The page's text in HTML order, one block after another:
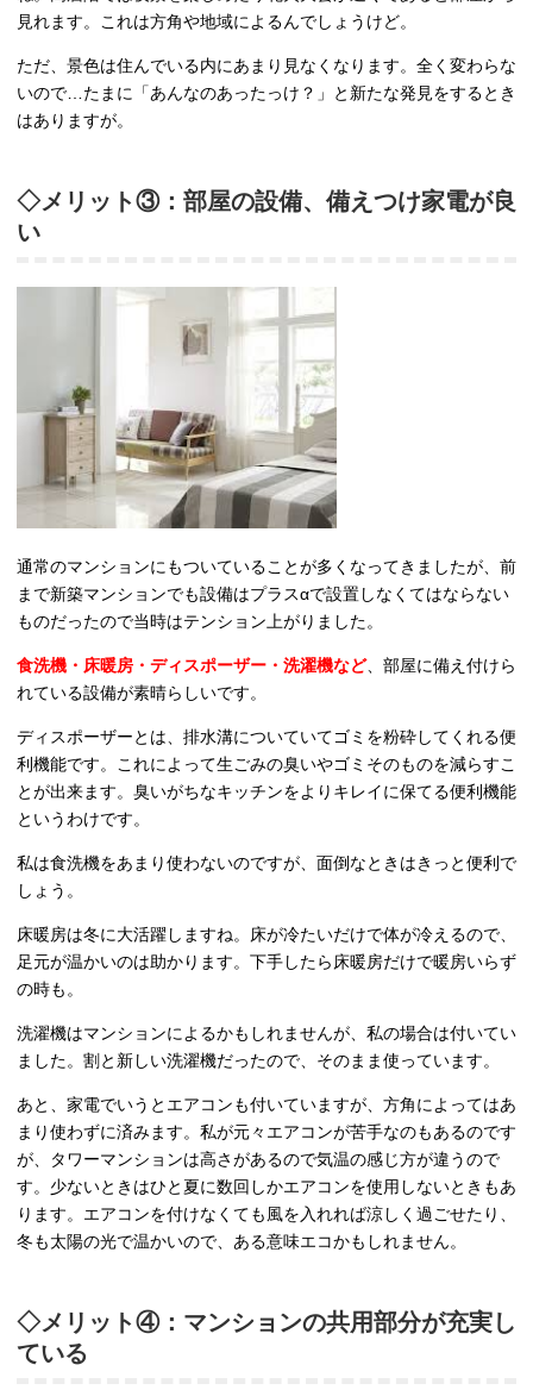
見れます。これは方角や地域によるんでしょうけど。
ただ、景色は住んでいる内にあまり見なくなります。全く変わらな
いので…たまに「あんなのあったっけ？」と新たな発見をするとき
はありますが。
◇メリット③：部屋の設備、備えつけ家電が良
い
通常のマンションにもついていることが多くなってきましたが、前
まで新築マンションでも設備はプラスαで設置しなくてはならない
ものだったので当時はテンション上がりました。
食洗機・床暖房・ディスポーザー・洗濯機など、部屋に備え付けら
れている設備が素晴らしいです。
ディスポーザーとは、排水溝についていてゴミを粉砕してくれる便
利機能です。これによって生ごみの臭いやゴミそのものを減らすこ
とが出来ます。臭いがちなキッチンをよりキレイに保てる便利機能
というわけです。
私は食洗機をあまり使わないのですが、面倒なときはきっと便利で
しょう。
床暖房は冬に大活躍しますね。床が冷たいだけで体が冷えるので、
足元が温かいのは助かります。下手したら床暖房だけで暖房いらず
の時も。
洗濯機はマンションによるかもしれませんが、私の場合は付いてい
ました。割と新しい洗濯機だったので、そのまま使っています。
あと、家電でいうとエアコンも付いていますが、方角によってはあ
まり使わずに済みます。私が元々エアコンが苦手なのもあるのです
が、タワーマンションは高さがあるので気温の感じ方が違うので
す。少ないときはひと夏に数回しかエアコンを使用しないときもあ
ります。エアコンを付けなくても風を入れれば涼しく過ごせたり、
冬も太陽の光で温かいので、ある意味エコかもしれません。
◇メリット④：マンションの共用部分が充実し
ている